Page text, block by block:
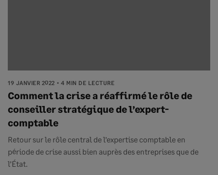
19 JANVIER 2022 4 MIN DE LECTURE
Comment la crise a réaffirmé le rôle de
conseiller stratégique de l’expert-
comptable
Retour sur le rôle central de l’expertise comptable en
période de crise aussi bien auprès des entreprises que de
l’État.